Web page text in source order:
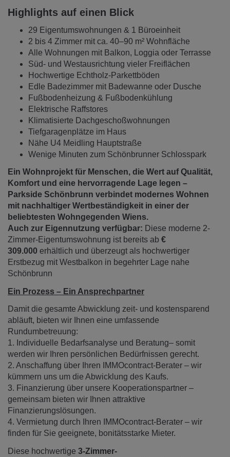
Highlights auf einen Blick
29 Eigentumswohnungen & 1 Büroeinheit
2 bis 4 Zimmer mit ca. 40–90 m² Wohnfläche
Alle Wohnungen mit Balkon, Loggia oder Terrasse
Süd- und Westausrichtung vieler Freiflächen
Hochwertige Echtholz-Parkettböden
Edle Badezimmer mit Badewanne oder Dusche
Fußbodenheizung & Fußbodenkühlung
Elektrische Raffstores
Klimatisierte Dachgeschoßwohnungen
Tiefgaragenplätze im Haus
Nähe U4 Meidling Hauptstraße
Wenige Minuten zum Schönbrunner Schlosspark
Ein Wohnprojekt für Menschen, die Wert auf Qualität,
Komfort und eine hervorragende Lage legen –
Parkside Schönbrunn verbindet modernes Wohnen
mit nachhaltiger Wertbeständigkeit in einer der
beliebtesten Wohngegenden Wiens.
Auch zur Eigennutzung verfügbar: Diese moderne 2-
Zimmer-Eigentumswohnung ist bereits ab €
309.000 erhältlich und überzeugt als hochwertiger
Erstbezug mit Westbalkon in begehrter Lage nahe
Schönbrunn
Ein Prozess – Ein Ansprechpartner
Damit die gesamte Abwicklung zeit- und kostensparend
abläuft, bieten wir Ihnen eine umfassende
Rundumbetreuung:
1. Individuelle Bedarfsanalyse und Beratung– somit
werden wir Ihren persönlichen Bedürfnissen gerecht.
2. Anschaffung über Ihren IMMOcontract-Berater – wir
kümmern uns um die Abwicklung des Kaufs.
3. Finanzierung über unsere Kooperationspartner –
gemeinsam bieten wir Ihnen attraktive
Finanzierungslösungen.
4. Vermietung durch Ihren IMMOcontract-Berater – wir
finden für Sie geeignete, bonitätsstarke Mieter.
Diese hochwertige 3-Zimmer-